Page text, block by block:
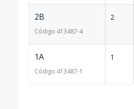
2B
Código 413487-4
2
1A
Código 413487-1
1